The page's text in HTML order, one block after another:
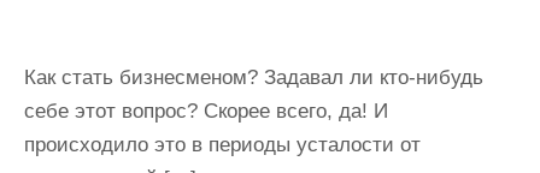
Как стать бизнесменом? Задавал ли кто-нибудь
себе этот вопрос? Скорее всего, да! И
происходило это в периоды усталости от